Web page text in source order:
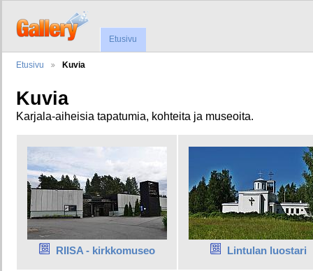
Etusivu
Etusivu Kuvia
Kuvia
Karjala-aiheisia tapatumia, kohteita ja museoita.
RIISA - kirkkomuseo Lintulan luostari